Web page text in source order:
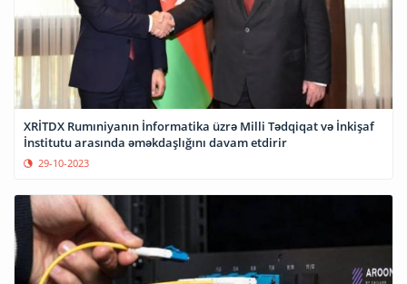
XRİTDX Rumıniyanın İnformatika üzrə Milli Tədqiqat və İnkişaf
İnstitutu arasında əməkdaşlığını davam etdirir
29-10-2023